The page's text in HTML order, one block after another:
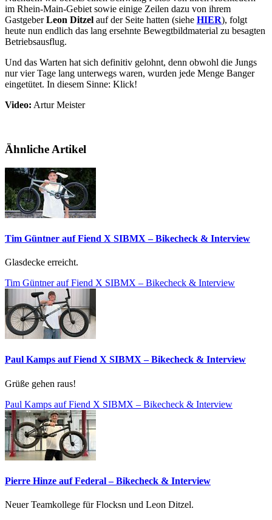
im Rhein-Main-Gebiet sowie einige Zeilen dazu von ihrem
GastgeberLeon Ditzel auf der Seite hatten (siehe HIER), folgt
heute nun endlich das lang ersehnte Bewegtbildmaterial zu besagten
Betriebsausflug.
Und das Warten hat sich definitiv gelohnt, denn obwohl die Jungs
nur vier Tage lang unterwegs waren, wurden jede Menge Banger
eingetütet. In diesem Sinne: Klick!
Video: Artur Meister
Ähnliche Artikel
Tim Güntner auf Fiend X SIBMX – Bikecheck & Interview
Glasdecke erreicht.
Tim Güntner auf Fiend X SIBMX – Bikecheck & Interview
Paul Kamps auf Fiend X SIBMX – Bikecheck & Interview
Grüße gehen raus!
Paul Kamps auf Fiend X SIBMX – Bikecheck & Interview
Pierre Hinze auf Federal – Bikecheck & Interview
Neuer Teamkollege für Flocksn und Leon Ditzel.